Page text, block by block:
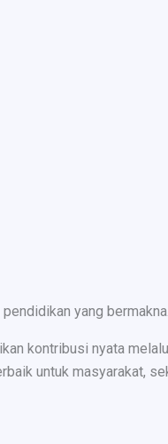
yang bermakna.
kontribusi nyata
untuk masyarakat,